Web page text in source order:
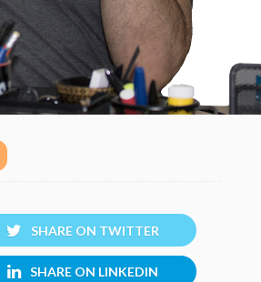
SHARE ON TWITTER
SHARE ON LINKEDIN